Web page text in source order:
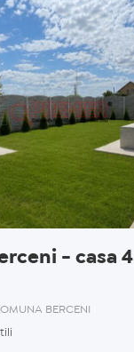
- casa 4
BERCENI